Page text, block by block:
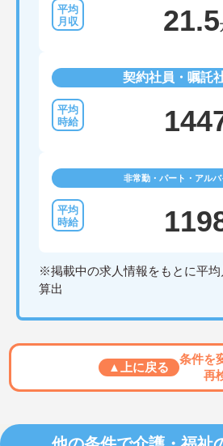
21.5
契約社員・嘱託
非常勤・パート・アルバ
※掲載中の求人情報をもとに平
算出
▲上に戻る
条件を
再